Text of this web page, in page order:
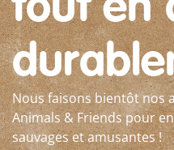
Nous faisons bientôt nos
Animals & Friends pour
sauvages et amusantes !